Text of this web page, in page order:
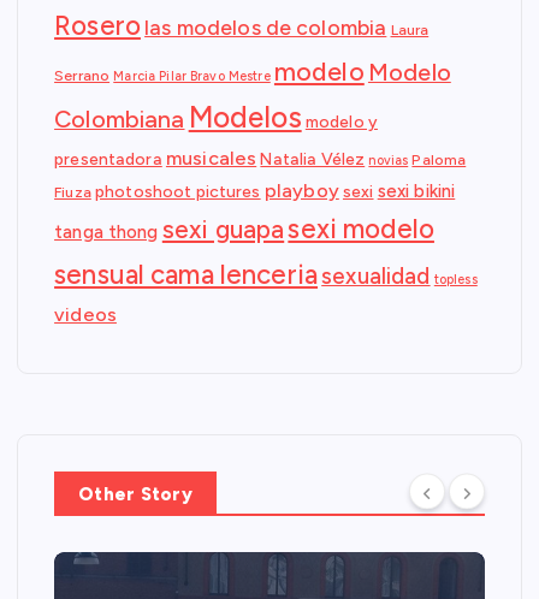
Rosero las modelos de colombia Laura
Serrano Marcia Pilar Bravo Mestre modelo Modelo
Colombiana Modelos modelo y
presentadora musicales Natalia Vélez novias Paloma
Fiuza photoshoot pictures playboy sexi sexi bikini
tanga thong sexi guapasexi modelo
sensual cama lenceriasexualidad topless
videos
Other Story